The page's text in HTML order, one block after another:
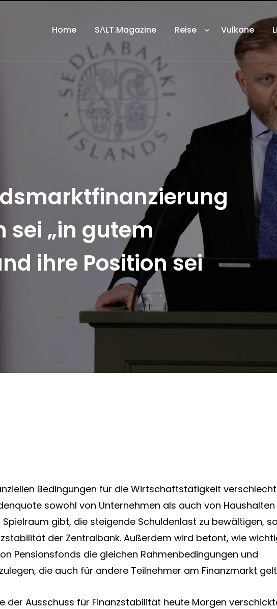
Home SΛLT.Magazine Reise Vulkane
sei „in gutem
ihre Position sei
Bedingungen für die Wirtschaftstätigkeit
sowohl von Unternehmen als auch von Haushalten
gibt, die steigende Schuldenlast zu bewältigen,
der Zentralbank. Außerdem wird betont, wie
Pensionsfonds die gleichen Rahmenbedingungen und
die auch für andere Teilnehmer am Finanzmarkt
der Ausschuss für Finanzstabilität heute Morgen